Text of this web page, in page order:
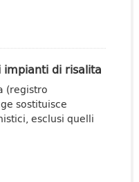
impianti di risalita
(registro
sostituisce
esclusi quelli